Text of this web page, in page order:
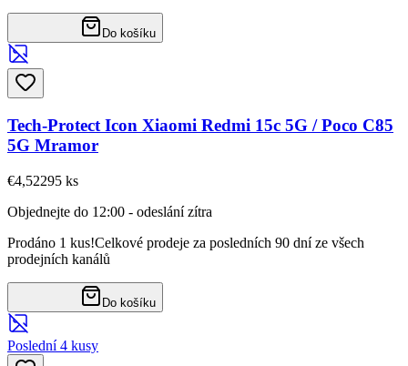
Do košíku
Tech-Protect Icon Xiaomi Redmi 15c 5G / Poco C85
5G Mramor
€4,52295 ks
Objednejte do 12:00 - odeslání zítra
Prodáno 1 kus!Celkové prodeje za posledních 90 dní ze všech
prodejních kanálů
Do košíku
Poslední 4 kusy